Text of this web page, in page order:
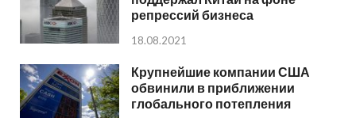
репрессий бизнеса
18.08.2021
Крупнейшие компании США
обвинили в приближении
глобального потепления